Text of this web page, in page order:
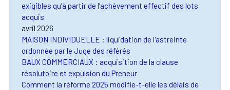
exigibles qu’à partir de l’achèvement effectif des lots
acquis
avril 2026
MAISON INDIVIDUELLE : liquidation de l'astreinte
ordonnée par le Juge des référés
BAUX COMMERCIAUX : acquisition de la clause
résolutoire et expulsion du Preneur
Comment la réforme 2025 modifie-t-elle les délais de